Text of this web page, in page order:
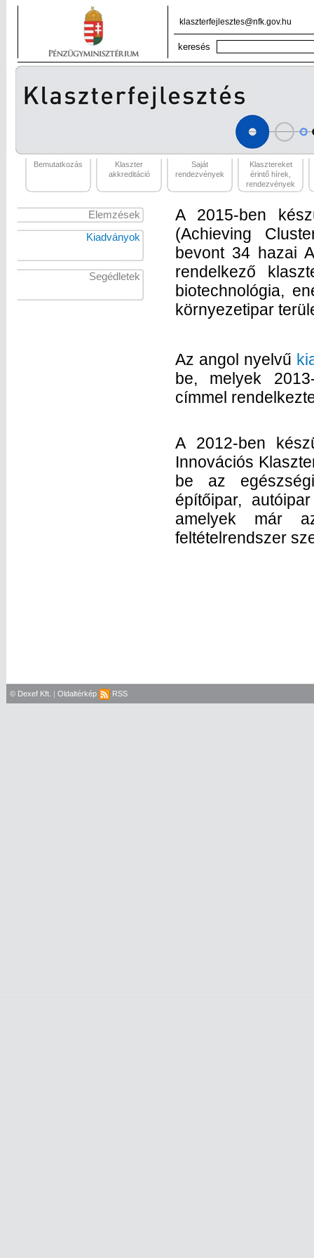
klaszterfejlesztes@nfk.gov.hu
Bemutatkozás
Klaszter
akkreditáció
Saját
rendezvények
Klasztereket
érintő hírek,
rendezvények
Elemzések
Kiadványok
Segédletek
A 2015-ben
(Achieving
bevont 34 hazai
rendelkező
biotechnológia,
környezetipar
Az angol nyelvű
be, melyek
címmel
A 2012-ben
Innovációs
be az
építőipar,
amelyek már
feltételrendszer
© Dexef Kft. | Oldaltérkép RSS